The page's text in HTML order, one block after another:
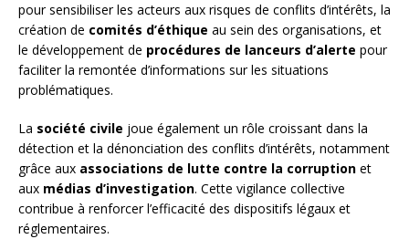
pour sensibiliser les acteurs aux risques de conflits d’intérêts, la
création de comités d’éthique au sein des organisations, et
le développement de procédures de lanceurs d’alerte pour
faciliter la remontée d’informations sur les situations
problématiques.
La société civile joue également un rôle croissant dans la
détection et la dénonciation des conflits d’intérêts, notamment
grâce aux associations de lutte contre la corruption et
aux médias d’investigation. Cette vigilance collective
contribue à renforcer l’efficacité des dispositifs légaux et
réglementaires.